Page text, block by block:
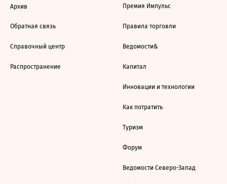
Архив
Обратная связь
Справочный центр
Распространение
Премия Импульс
Правила торговли
Ведомости&
Капитал
Инновации и технологии
Как потратить
Туризм
Форум
Ведомости Северо-Запад